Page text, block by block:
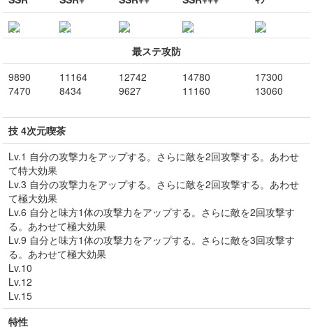
最ステ攻防
9890
7470
11164
8434
12742
9627
14780
11160
17300
13060
技 4次元喫茶
Lv.1 自分の攻撃力をアップする。さらに敵を2回攻撃する。あわせ
て特大効果
Lv.3 自分の攻撃力をアップする。さらに敵を2回攻撃する。あわせ
て極大効果
Lv.6 自分と味方1体の攻撃力をアップする。さらに敵を2回攻撃す
る。あわせて極大効果
Lv.9 自分と味方1体の攻撃力をアップする。さらに敵を3回攻撃す
る。あわせて極大効果
Lv.10
Lv.12
Lv.15
特性